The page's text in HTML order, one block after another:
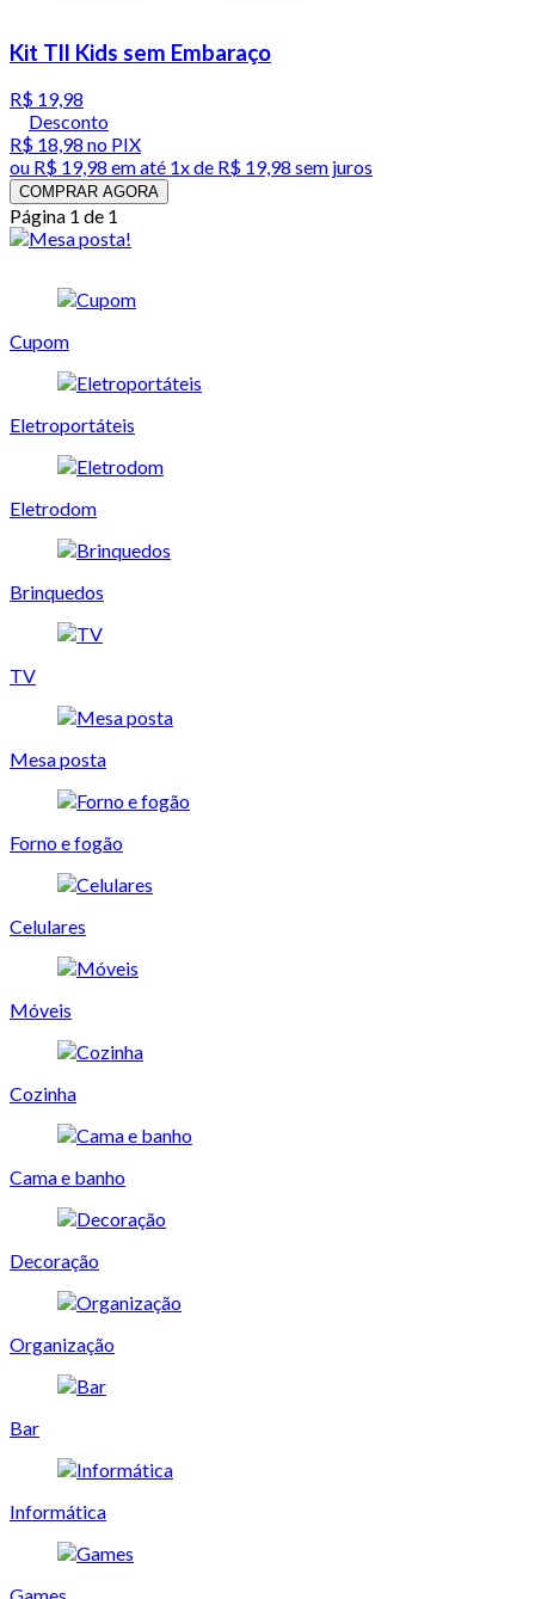
Kit Tll Kids sem Embaraço
R$ 19,98
Desconto
R$ 18,98 no PIX
ou R$ 19,98 em até 1x de R$ 19,98 sem juros
COMPRAR AGORA
Página 1 de 1
Cupom
Eletroportáteis
Eletrodom
Brinquedos
TV
Mesa posta
Forno e fogão
Celulares
Móveis
Cozinha
Cama e banho
Decoração
Organização
Bar
Informática